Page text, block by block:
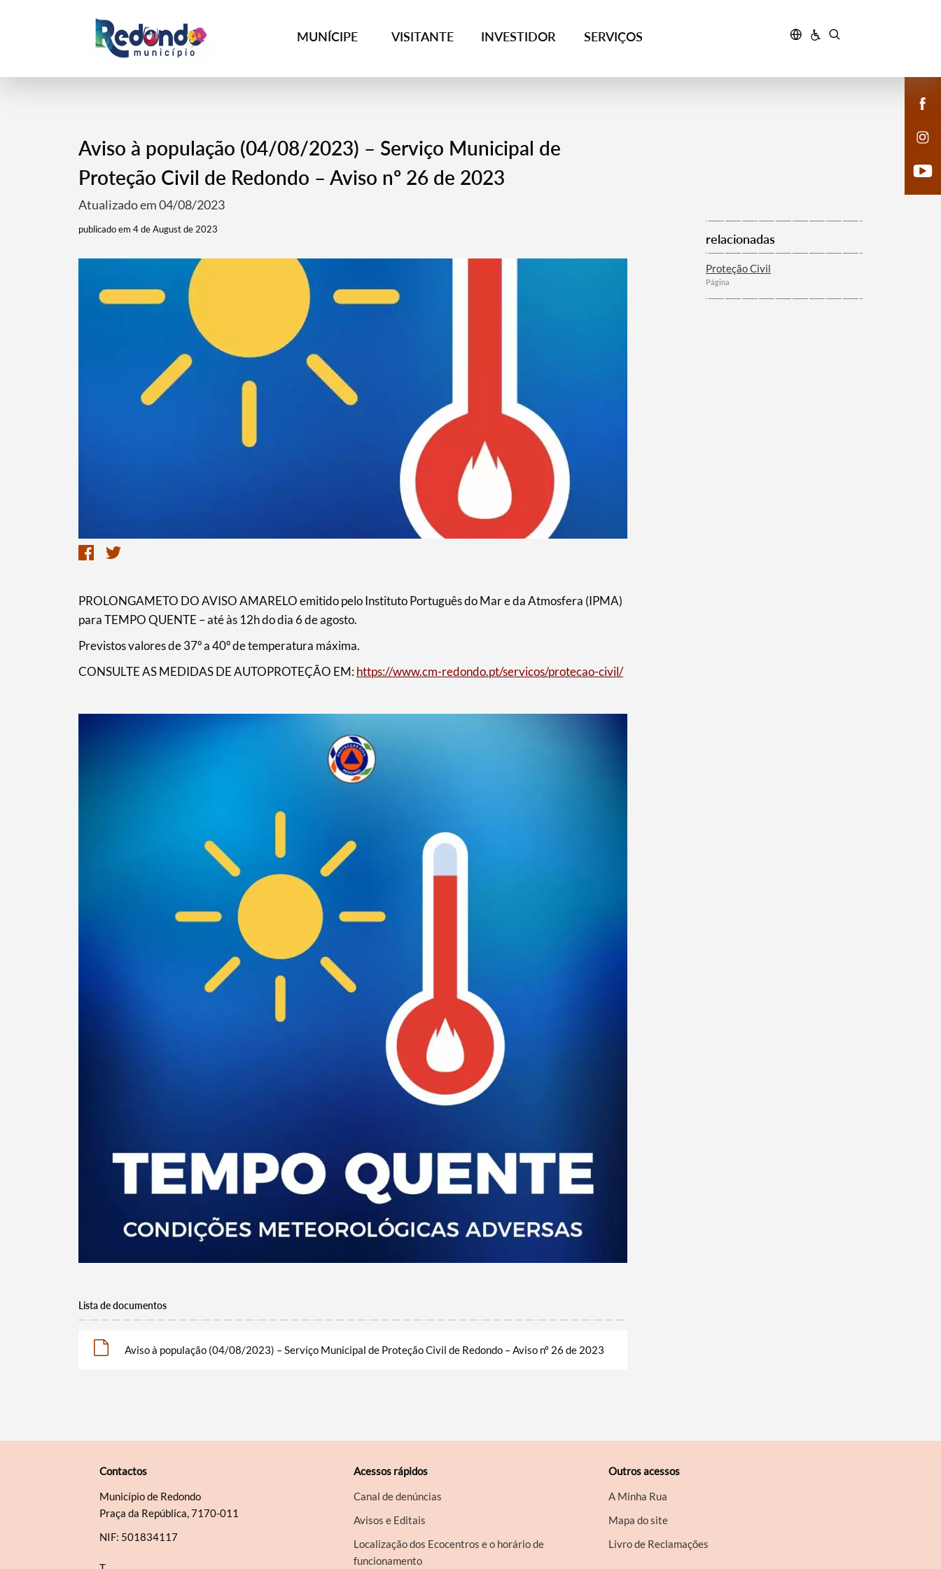
MUNÍCIPE VISITANTE INVESTIDOR SERVIÇOS
Filtros
Aviso à população (04/08/2023) – Serviço Municipal de
Proteção Civil de Redondo – Aviso nº 26 de 2023
Atualizado em 04/08/2023
publicado em 4 de August de 2023
PROLONGAMETO DO AVISO AMARELO emitido pelo Instituto Português do Mar e da Atmosfera (IPMA)
para TEMPO QUENTE – até às 12h do dia 6 de agosto.
Previstos valores de 37º a 40º de temperatura máxima.
CONSULTE AS MEDIDAS DE AUTOPROTEÇÃO EM: https://www.cm-redondo.pt/servicos/protecao-civil/
Lista de documentos
Aviso à população (04/08/2023) – Serviço Municipal de Proteção Civil de Redondo – Aviso nº 26 de 2023
relacionadas
Proteção Civil
Página
Contactos
Município de Redondo
Praça da República, 7170-011
NIF: 501834117
Acessos rápidos
Canal de denúncias
Avisos e Editais
Localização dos Ecocentros e o horário de
funcionamento
Outros acessos
A Minha Rua
Mapa do site
Livro de Reclamações